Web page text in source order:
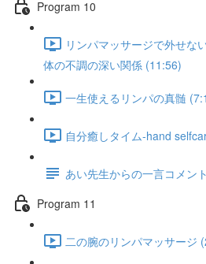
Program 10
リンパマッサージで外せな
体の不調の深い関係 (11:56)
一生使えるリンパの真髄
自分癒しタイム-hand
あい先生からの一言コメン
Program 11
二の腕のリンパマッサージ